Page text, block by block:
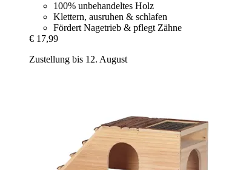
100% unbehandeltes Holz
Klettern, ausruhen & schlafen
Fördert Nagetrieb & pflegt Zähne
€ 17,99
Zustellung bis 12. August